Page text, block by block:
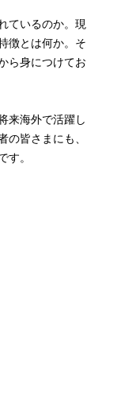
ているのか。現
徴とは何か。そ
ら身につけてお
来海外で活躍し
の皆さまにも、
す。